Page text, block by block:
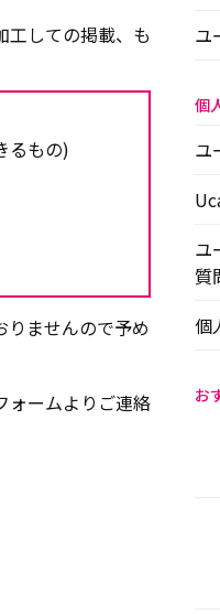
工しての掲載、も
るもの)
ませんので予め
ォームよりご連絡
ユ
個
ユ
ユ
質
個
お